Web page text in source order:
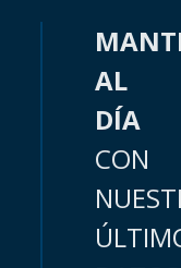
AL
DÍA
CON